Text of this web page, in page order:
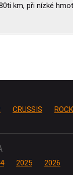
km, při nízké
CRUSSIS
2025 2026